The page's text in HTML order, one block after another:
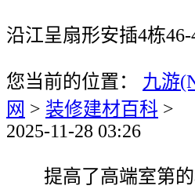
沿江呈扇形安插4栋46-
您当前的位置： 九游
网 > 装修建材百科 >
2025-11-28 03:26
提高了高端室第的